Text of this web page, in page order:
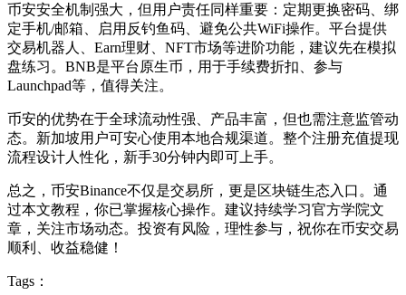
币安安全机制强大，但用户责任同样重要：定期更换密码、绑
定手机/邮箱、启用反钓鱼码、避免公共WiFi操作。平台提供
交易机器人、Earn理财、NFT市场等进阶功能，建议先在模拟
盘练习。BNB是平台原生币，用于手续费折扣、参与
Launchpad等，值得关注。
币安的优势在于全球流动性强、产品丰富，但也需注意监管动
态。新加坡用户可安心使用本地合规渠道。整个注册充值提现
流程设计人性化，新手30分钟内即可上手。
总之，币安Binance不仅是交易所，更是区块链生态入口。通
过本文教程，你已掌握核心操作。建议持续学习官方学院文
章，关注市场动态。投资有风险，理性参与，祝你在币安交易
顺利、收益稳健！
Tags：